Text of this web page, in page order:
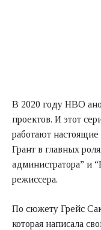
В 2020 году НВО
проектов. И этот
работают
Грант в главных
администратора” и
режиссера.
По сюжету Грейс
которая написала